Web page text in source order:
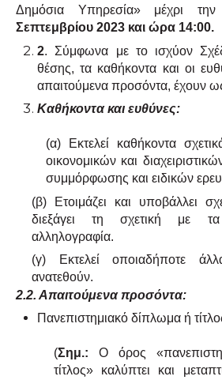
Δημόσια Υπηρεσία» μέχρι
Σεπτεμβρίου 2023 και ώρα 14:00.
2. Σύμφωνα με το ισχύον
θέσης, τα καθήκοντα και οι
απαιτούμενα προσόντα, έχουν
Καθήκοντα και ευθύνες:
(α) Εκτελεί καθήκοντα
οικονομικών και
συμμόρφωσης και ειδικών
(β) Ετοιμάζει και υποβάλλει
διεξάγει τη σχετική με
αλληλογραφία.
(γ) Εκτελεί οποιαδήποτε
ανατεθούν.
2.2. Απαιτούμενα προσόντα:
Πανεπιστημιακό δίπλωμα ή
(Σημ.: Ο όρος
τίτλος» καλύπτει και